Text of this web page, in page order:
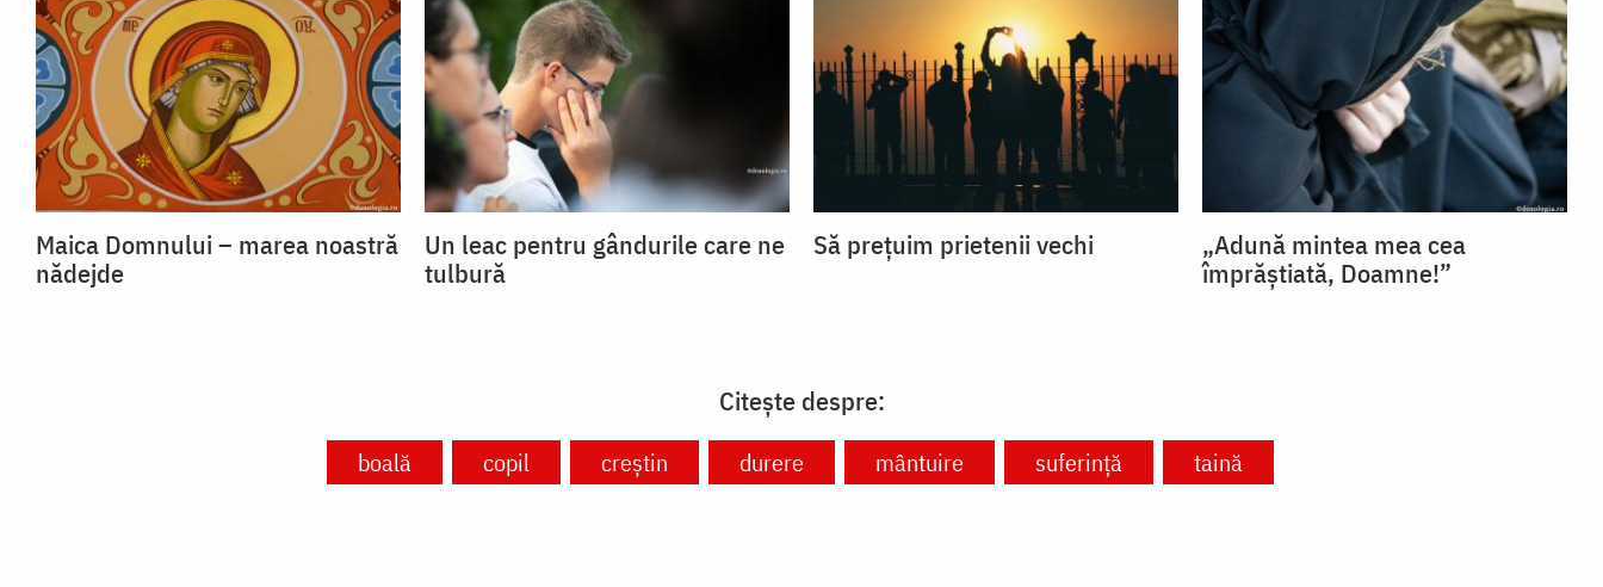
Maica Domnului – marea noastră
nădejde
Un leac pentru gândurile care ne
tulbură
Să prețuim prietenii vechi
„Adună mintea mea cea
împrăștiată, Doamne!”
Citește despre:
boală copil creștin durere mântuire suferință taină